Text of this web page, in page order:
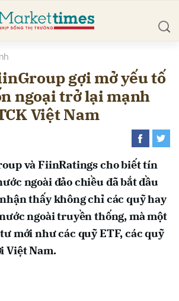
gợi mở yếu tố
ngoại trở lại mạnh
Việt Nam
và FiinRatings cho biết tín
ngoài đảo chiều đã bắt đầu
thấy không chỉ các quỹ hay
ngoài truyền thống, mà một
mới như các quỹ ETF, các quỹ
Việt Nam.
Hủy